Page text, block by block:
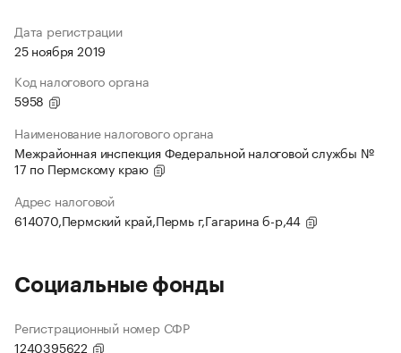
Дата регистрации
25 ноября 2019
Код налогового органа
5958
Наименование налогового органа
Межрайонная инспекция Федеральной налоговой службы №
17 по Пермскому краю
Адрес налоговой
614070,Пермский край,Пермь г,Гагарина б-р,44
Социальные фонды
Регистрационный номер СФР
1240395622